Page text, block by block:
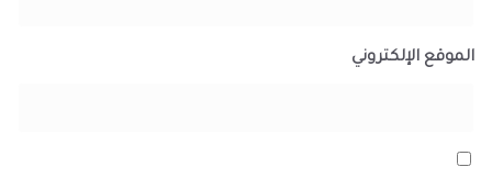
الموقع الإلكتروني